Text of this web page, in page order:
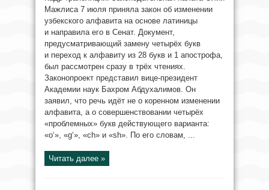
Мажлиса 7 июля приняла закон об изменении
узбекского алфавита на основе латиницы
и направила его в Сенат. Документ,
предусматривающий замену четырёх букв
и переход к алфавиту из 28 букв и 1 апострофа,
был рассмотрен сразу в трёх чтениях.
Законопроект представил вице-президент
Академии наук Бахром Абдухалимов. Он
заявил, что речь идёт не о коренном изменении
алфавита, а о совершенствовании четырёх
«проблемных» букв действующего варианта:
«o‘», «g‘», «ch» и «sh». По его словам, ...
Читать далее »